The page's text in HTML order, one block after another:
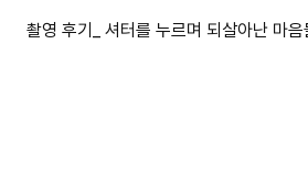
촬영 후기_ 셔터를 누르며 되살아난 마음